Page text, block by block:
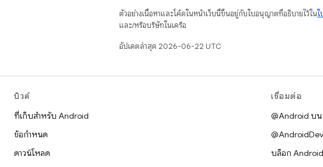
ตัวอย่างเนื้อหาและโค้ดในหน้าเว็บนี้ขึ้นอยู่กับใบอนุญาตที่อธิบายไว้ในใ
และ/หรือบริษัทในเครือ
อัปเดตล่าสุด 2026-06-22 UTC
บิวด์
ที่เก็บสำหรับ Android
ข้อกำหนด
ดาวน์โหลด
เชื่อมต่อ
@Android บน
บล็อก Android